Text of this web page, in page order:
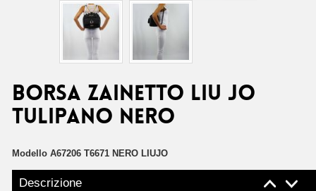
Borsa zainetto Liu Jo
tulipano nero
Modello A67206 T6671 NERO LIUJO
Descrizione